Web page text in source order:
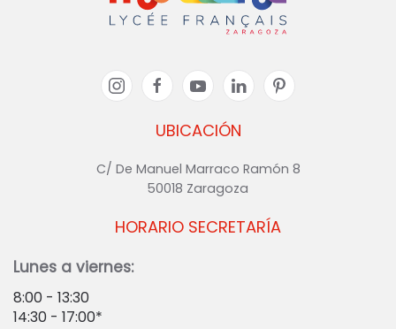
UBICACIÓN
C/ De Manuel Marraco Ramón 8
50018 Zaragoza
HORARIO SECRETARÍA
Lunes a viernes:
8:00 - 13:30
14:30 - 17:00*